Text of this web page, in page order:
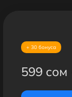
+ 30 бонуса
599 сом